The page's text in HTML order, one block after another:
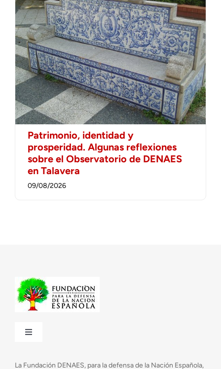
Patrimonio, identidad y
prosperidad. Algunas reflexiones
sobre el Observatorio de DENAES
en Talavera
09/08/2026
Toggle
La Fundación DENAES, para la defensa de la Nación Española,